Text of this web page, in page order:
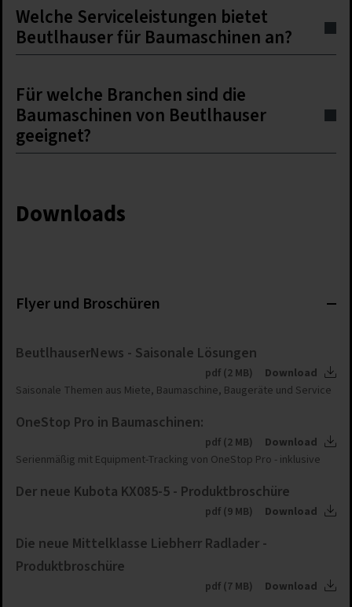
Welche Serviceleistungen bietet
Beutlhauser für Baumaschinen an?
Für welche Branchen sind die
Baumaschinen von Beutlhauser
geeignet?
Downloads
Flyer und Broschüren
BeutlhauserNews - Saisonale Lösungen
pdf (2 MB)
Download
Saisonale Themen aus Miete, Baumaschine, Baugeräte und Service
OneStop Pro in Baumaschinen:
pdf (2 MB)
Download
Serienmäßig mit Equipment-Tracking von OneStop Pro - inklusive
Der neue Kubota KX085-5 - Produktbroschüre
pdf (9 MB) Download
Die neue Mittelklasse Liebherr Radlader -
Produktbroschüre
pdf (7 MB) Download